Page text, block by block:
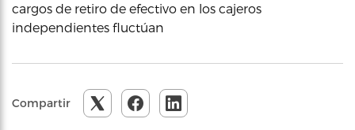
cargos de retiro de efectivo en los cajeros
independientes fluctúan
Compartir